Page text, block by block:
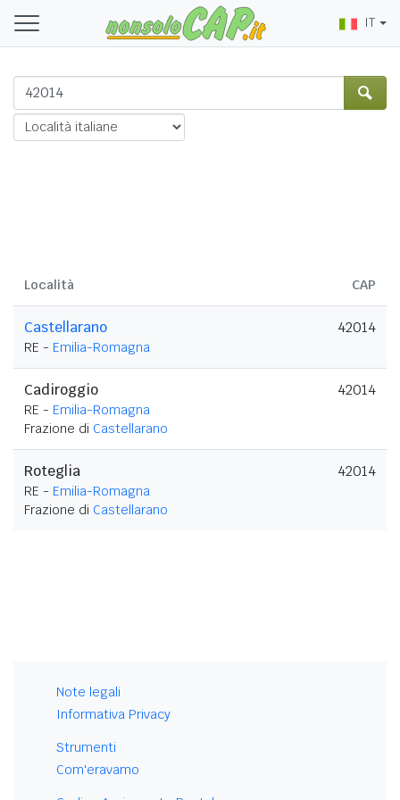
IT
Località CAP
Castellarano
RE - Emilia-Romagna
42014
Cadiroggio
RE - Emilia-Romagna
Frazione di Castellarano
42014
Roteglia
RE - Emilia-Romagna
Frazione di Castellarano
42014
Note legali
Informativa Privacy
Strumenti
Com'eravamo